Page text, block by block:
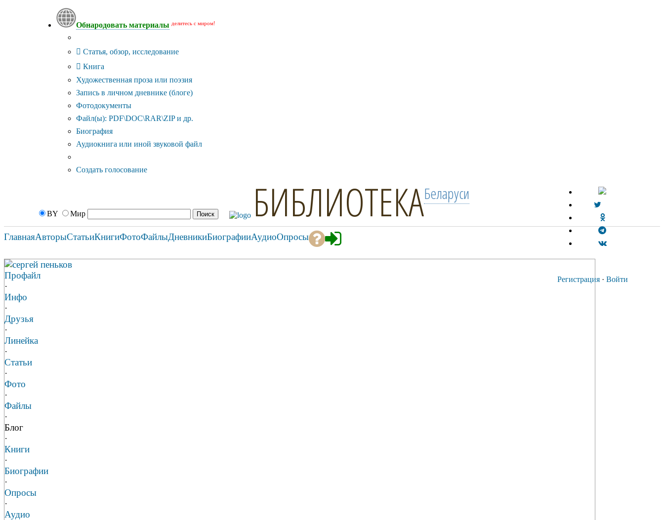
Обнародовать материалы делитесь с миром!
Статья, обзор, исследование
Книга
Художественная проза или поэзия
Запись в личном дневнике (блоге)
Фотодокументы
Файл(ы): PDF\DOC\RAR\ZIP и др.
Биография
Аудиокнига или иной звуковой файл
Создать голосование
BY Мир БИБЛИОТЕКАБеларуси
Регистрация · Войти
ГлавнаяАвторыСтатьиКнигиФотоФайлыДневникиБиографииАудиоОпросы
сергей пеньков
Профайл
·
Инфо
·
Друзья
·
Линейка
·
Статьи
·
Фото
·
Файлы
·
Блог
·
Книги
·
Биографии
·
Опросы
·
Аудио